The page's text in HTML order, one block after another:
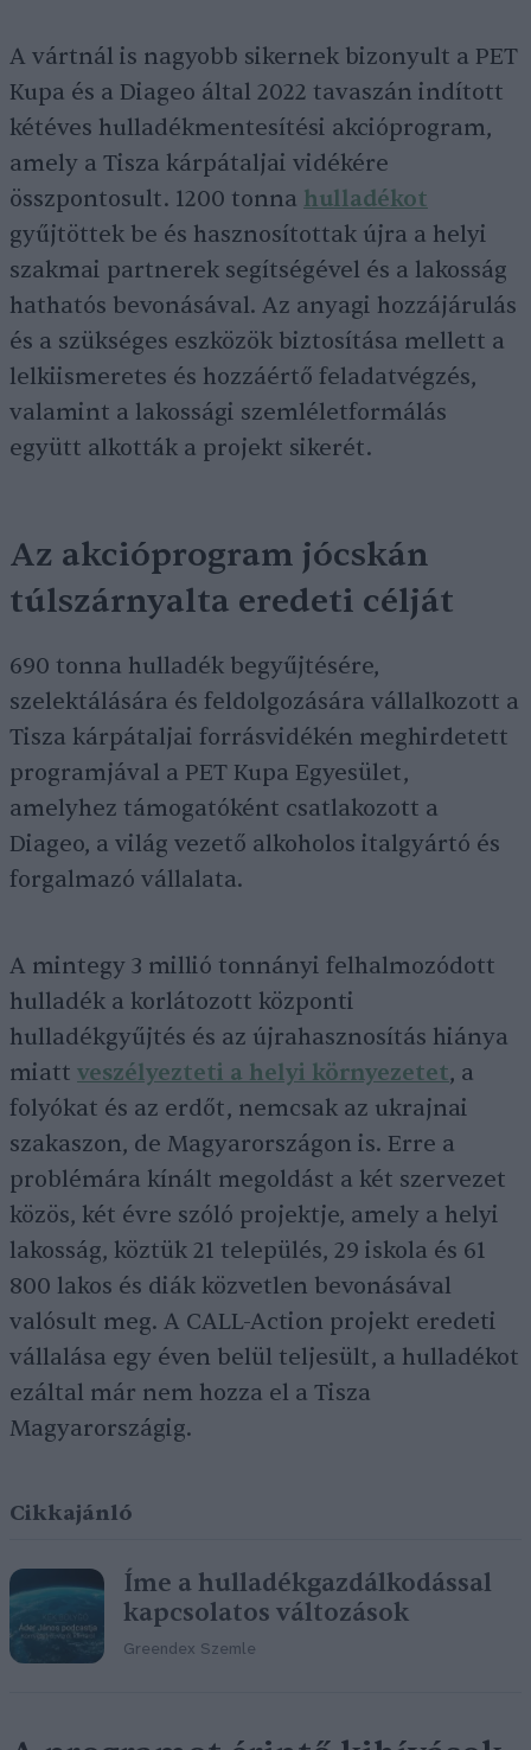
A vártnál is nagyobb sikernek bizonyult a PET
Kupa és a Diageo által 2022 tavaszán indított
kétéves hulladékmentesítési akcióprogram,
amely a Tisza kárpátaljai vidékére
összpontosult. 1200 tonna hulladékot
gyűjtöttek be és hasznosítottak újra a helyi
szakmai partnerek segítségével és a lakosság
hathatós bevonásával. Az anyagi hozzájárulás
és a szükséges eszközök biztosítása mellett a
lelkiismeretes és hozzáértő feladatvégzés,
valamint a lakossági szemléletformálás
együtt alkották a projekt sikerét.
Az akcióprogram jócskán
túlszárnyalta eredeti célját
690 tonna hulladék begyűjtésére,
szelektálására és feldolgozására vállalkozott a
Tisza kárpátaljai forrásvidékén meghirdetett
programjával a PET Kupa Egyesület,
amelyhez támogatóként csatlakozott a
Diageo, a világ vezető alkoholos italgyártó és
forgalmazó vállalata.
A mintegy 3 millió tonnányi felhalmozódott
hulladék a korlátozott központi
hulladékgyűjtés és az újrahasznosítás hiánya
miatt veszélyezteti a helyi környezetet, a
folyókat és az erdőt, nemcsak az ukrajnai
szakaszon, de Magyarországon is. Erre a
problémára kínált megoldást a két szervezet
közös, két évre szóló projektje, amely a helyi
lakosság, köztük 21 település, 29 iskola és 61
800 lakos és diák közvetlen bevonásával
valósult meg. A CALL-Action projekt eredeti
vállalása egy éven belül teljesült, a hulladékot
ezáltal már nem hozza el a Tisza
Magyarországig.
Cikkajánló
Íme a hulladékgazdálkodással
kapcsolatos változások
Greendex Szemle